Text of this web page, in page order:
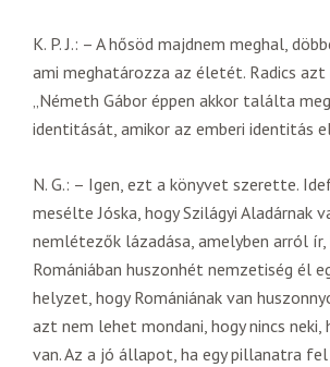
K. P. J.: – A hősöd majdnem meghal,
ami meghatározza az életét. Radics azt
„Németh Gábor éppen akkor találta
identitását, amikor az emberi identitás
N. G.: – Igen, ezt a könyvet szerette.
mesélte Jóska, hogy Szilágyi Aladárnak
nemlétezők lázadása, amelyben arról ír,
Romániában huszonhét nemzetiség él
helyzet, hogy Romániának van
azt nem lehet mondani, hogy nincs neki,
van. Az a jó állapot, ha egy pillanatra